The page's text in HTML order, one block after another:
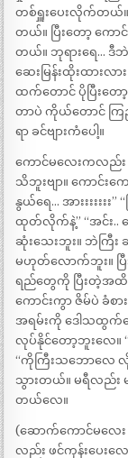
တစ်ရှူးပေးလိုက်တယ်
တယ်။ ပြီးတော့ ကေ
တယ်။ ဘုရားရေ… ဒီ
ဆေးမြန်းထိုးထားလ
ထက်တောင် ပိုပြီးတော့
တာပဲ ကိုယ်တောင် ကြည့်
ရာ ခင်ဗျားကံပေါ့။
ကောင်မလေးကလည်း
သိဘူးဗျာ။ ကောင်းက
နွယ်ရေ… အားးးးးး
ထုတ်လိုက်နဲ့” “အင်း.. က
ဆုံးသေးဘူး။ ဘဲကြီး
မဟုတ်လောက်ဘူး။ ပ
ရည်တွေကို ပြီးတဲ့အ
ကောင်းကွာ ဇိမ်ပဲ ခံစ
အရမ်းကို ဒေါသထွက်
လုပ်နိုင်တော့ဘူးလေ။
“ကိုကြီးသဘောလေ
သွားတယ်။ မရီလည်း
တယ်လေ။
(ဆောက်ကောင်မလေး
လည်း ဖင်ကုန်းပေးလေ